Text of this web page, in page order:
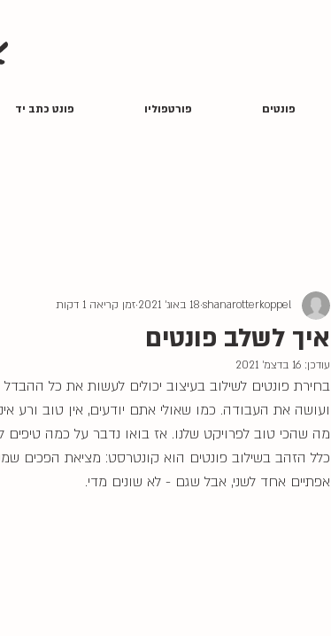
פונטים פורטפוליו פונט כתב יד
איך לשלב פונטים
shanarotterkoppel 18 באוג׳ 2021 זמן קריאה 1 דקות
עודכן: 16 בדצמ׳ 2021
בחירת פונטים לשילוב בעיצוב יכולים לעשות את כל
ועושה את העבודה. כמו שאולי אתם יודעים, אין טוב ורע
מה שהכי טוב לפרויקט שלנו. אז בואו נדבר על כמה
כלל הזהב בשילוב פונטים הוא קונטרסט: מציאת הפכים
אפתיים אחד לשני, אבל שגם - לא שונים מדי.